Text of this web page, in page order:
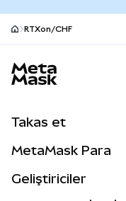
RTXon/CHF
Takas et
Perps
MetaMask Para
Geliştiriciler